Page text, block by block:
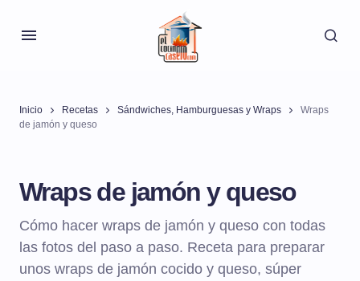
Inicio Recetas Sándwiches, Hamburguesas y Wraps
Wraps
de jamón y queso
Wraps de jamón y queso
Cómo hacer wraps de jamón y queso con todas
las fotos del paso a paso. Receta para preparar
unos wraps de jamón cocido y queso, súper